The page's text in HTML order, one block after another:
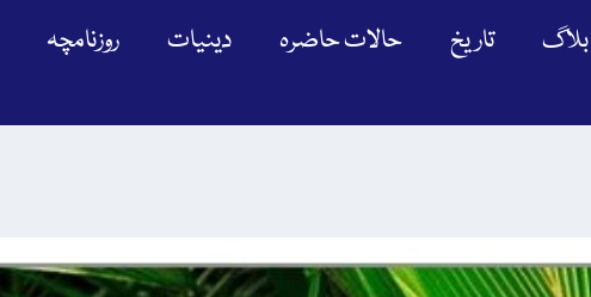
بلاگ تاریخ حالات حاضرہ دینیات روزنامچہ